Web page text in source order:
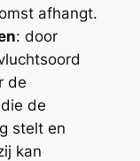
afhangt.
: door
de
de
stelt en
kan